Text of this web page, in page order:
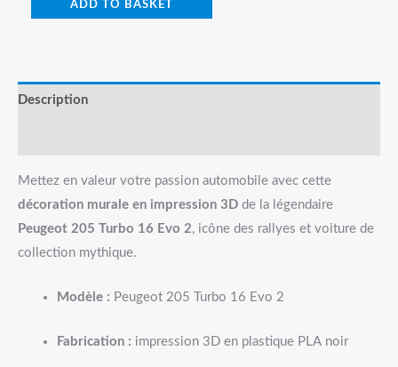
ADD TO BASKET
Description
Mettez en valeur votre passion automobile avec cette
décoration murale en impression 3D de la légendaire
Peugeot 205 Turbo 16 Evo 2, icône des rallyes et voiture de
collection mythique.
Modèle : Peugeot 205 Turbo 16 Evo 2
Fabrication : impression 3D en plastique PLA noir